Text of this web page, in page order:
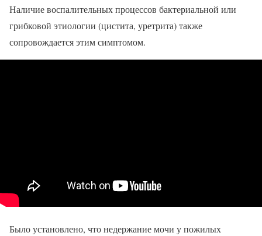
Наличие воспалительных процессов бактериальной или
грибковой этиологии (цистита, уретрита) также
сопровождается этим симптомом.
Было установлено, что недержание мочи у пожилых